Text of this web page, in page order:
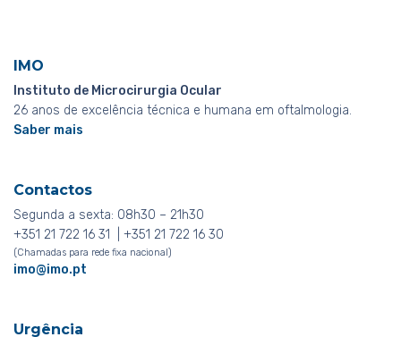
IMO
Instituto de Microcirurgia Ocular
26 anos de excelência técnica e humana em oftalmologia.
Saber mais
Contactos
Segunda a sexta: 08h30 – 21h30
+351 21 722 16 31 | +351 21 722 16 30
(Chamadas para rede fixa nacional)
imo@imo.pt
Urgência